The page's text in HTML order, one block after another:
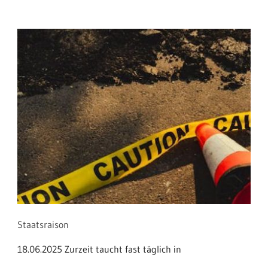
Staatsraison
18.06.2025 Zurzeit taucht fast täglich in